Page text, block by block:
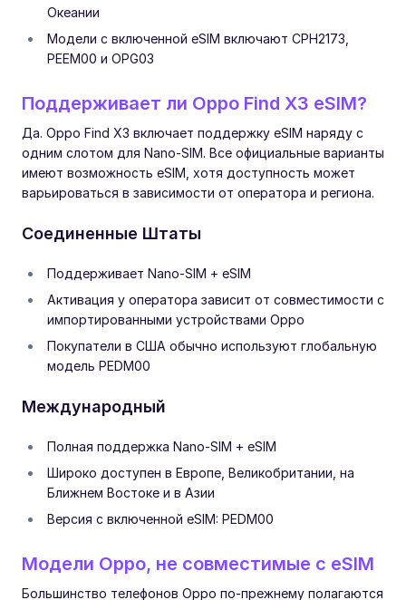
Океании
Модели с включенной eSIM включают CPH2173,
PEEM00 и OPG03
Поддерживает ли Oppo Find X3 eSIM?
Да. Oppo Find X3 включает поддержку eSIM наряду с
одним слотом для Nano-SIM. Все официальные варианты
имеют возможность eSIM, хотя доступность может
варьироваться в зависимости от оператора и региона.
Соединенные Штаты
Поддерживает Nano-SIM + eSIM
Активация у оператора зависит от совместимости с
импортированными устройствами Oppo
Покупатели в США обычно используют глобальную
модель PEDM00
Международный
Полная поддержка Nano-SIM + eSIM
Широко доступен в Европе, Великобритании, на
Ближнем Востоке и в Азии
Версия с включенной eSIM: PEDM00
Модели Oppo, не совместимые с eSIM
Большинство телефонов Oppo по-прежнему полагаются